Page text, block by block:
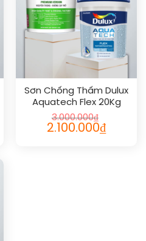
Sơn Chống Thấm Dulux
Aquatech Flex 20Kg
3.000.000₫
2.100.000₫